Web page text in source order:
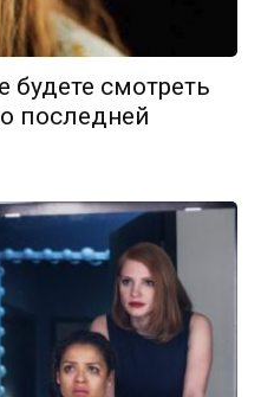
смотреть
последней